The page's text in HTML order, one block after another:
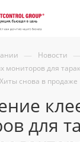
— Новости —
мониторов для
снова в продаже
для